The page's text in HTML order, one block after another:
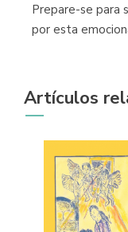
Prepare-se para
por esta
Artículos